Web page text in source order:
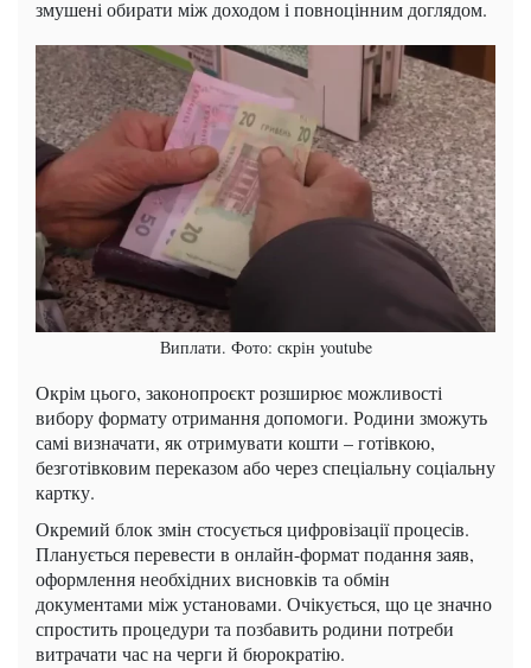
змушені обирати між доходом і повноцінним доглядом.
Виплати. Фото: скрін youtube
Окрім цього, законопроєкт розширює можливості
вибору формату отримання допомоги. Родини зможуть
самі визначати, як отримувати кошти – готівкою,
безготівковим переказом або через спеціальну соціальну
картку.
Окремий блок змін стосується цифровізації процесів.
Планується перевести в онлайн-формат подання заяв,
оформлення необхідних висновків та обмін
документами між установами. Очікується, що це значно
спростить процедури та позбавить родини потреби
витрачати час на черги й бюрократію.